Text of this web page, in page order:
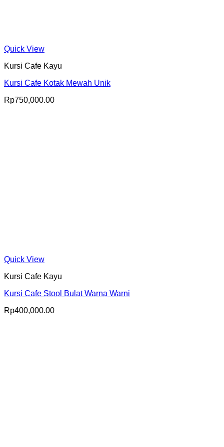
Quick View
Kursi Cafe Kayu
Kursi Cafe Kotak Mewah Unik
Rp750,000.00
Quick View
Kursi Cafe Kayu
Kursi Cafe Stool Bulat Warna Warni
Rp400,000.00